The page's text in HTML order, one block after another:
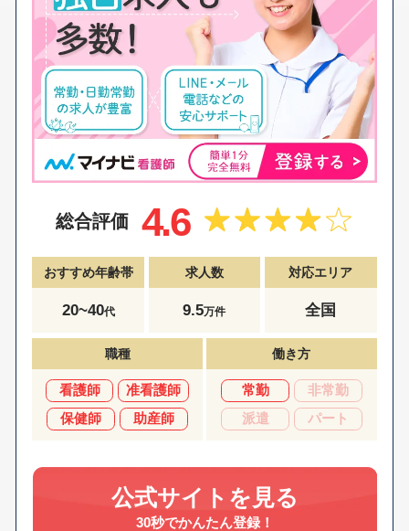
総合評価 4.6
おすすめ年齢帯
20~40代
求人数
9.5万件
対応エリア
全国
職種
看護師
准看護師
保健師
助産師
働き方
常勤
非常勤
派遣
パート
公式サイトを見る
30秒でかんたん登録！